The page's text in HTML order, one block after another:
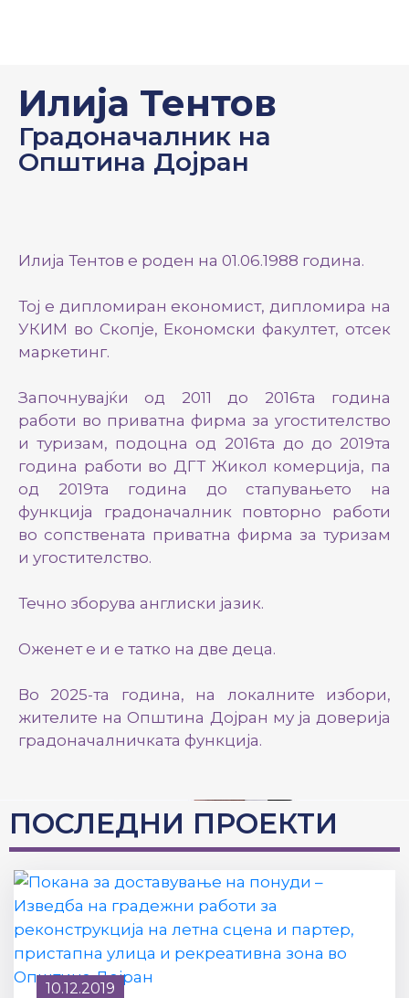
Илија Тентов
Градоначалник на
Општина Дојран
Илија Тентов е роден на 01.06.1988 година.
Тој е дипломиран економист, дипломира на
УКИМ во Скопје, Економски факултет, отсек
маркетинг.
Започнувајќи од 2011 до 2016та година
работи во приватна фирма за угостителство
и туризам, подоцна од 2016та до до 2019та
година работи во ДГТ Жикол комерција, па
од 2019та година до стапувањето на
функција градоначалник повторно работи
во сопствената приватна фирма за туризам
и угостителство.
Течно зборува англиски јазик.
Оженет е и е татко на две деца.
Во 2025-та година, на локалните избори,
жителите на Општина Дојран му ја доверија
градоначалничката функција.
ПОСЛЕДНИ ПРОЕКТИ
10.12.2019